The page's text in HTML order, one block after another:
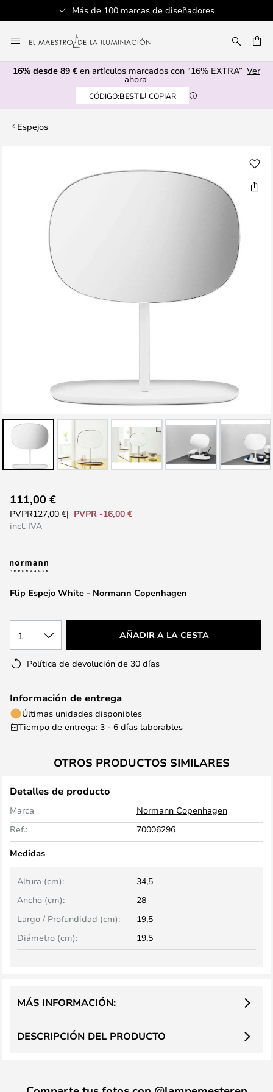
Más de 100 marcas de diseñadores
al
contenido
16% desde 89 € en artículos marcados con “16% EXTRA” Ver
ahora
CÓDIGO:BEST COPIAR
Espejos
comienzo
galería
imágenes
Flip Espejo White - Normann Copenhagen
111,00 €
PVPR127,00 €
PVPR -16,00 €
incl. IVA
1 AÑADIR A LA CESTA
Política de devolución de 30 días
Información de entrega
Últimas unidades disponibles
Tiempo de entrega: 3 - 6 días laborables
OTROS PRODUCTOS SIMILARES
Detalles de producto
Marca
Normann Copenhagen
Ref.:
70006296
Medidas
Ancho (cm): 28
Altura (cm): 34,5
Largo / Profundidad (cm):
19,5
Diámetro (cm):
19,5
DESCRIPCIÓN DEL PRODUCTO
MÁS INFORMACIÓN: